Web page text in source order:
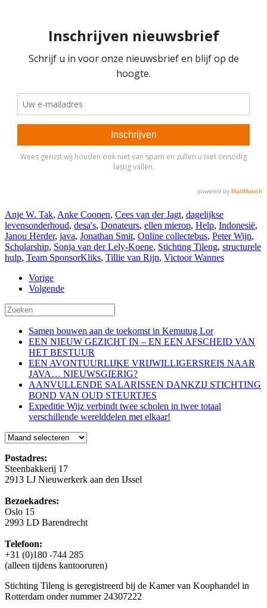
Anje W. Tak, Anke Coonen, Cees van der Jagt, dagelijkse
levensonderhoud, desa's, Donateurs, ellen mierop, Help, Indonesië,
Janou Herder, java, Jonathan Smit, Online collectebus, Peter Wijn,
Scholarship, Sonja van der Lely-Koene, Stichting Tileng, structurele
hulp, Team SponsorKliks, Tillie van Rijn, Victoor Wannes
Vorige
Volgende
Samen bouwen aan de toekomst in Kemutug Lor
EEN NIEUW GEZICHT IN – EN EEN AFSCHEID VAN
HET BESTUUR
EEN AVONTUURLIJKE VRIJWILLIGERSREIS NAAR
JAVA… NIEUWSGIERIG?
AANVULLENDE SALARISSEN DANKZIJ STICHTING
BOND VAN OUD STEURTJES
Expeditie Wijz verbindt twee scholen in twee totaal
verschillende werelddelen met elkaar!
Blog
Postadres:
Steenbakkerij 17
2913 LJ Nieuwerkerk aan den IJssel
Bezoekadres:
Oslo 15
2993 LD Barendrecht
Telefoon:
+31 (0)180 -744 285
(alleen tijdens kantooruren)
Stichting Tileng is geregistreerd bij de Kamer van Koophandel in
Rotterdam onder nummer 24307222